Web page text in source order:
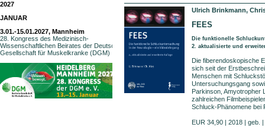
2027
JANUAR
3.01.-15.01.2027, Mannheim
28. Kongress des Medizinisch-
Wissenschaftlichen Beirates der Deutschen
Gesellschaft für Muskelkranke (DGM)
Ulrich Brinkmann,
FEES
Die funktionelle
2. aktualisierte und
Die fiberendoskopische
sich seit der
Menschen mit
Untersuchungsgang
Parkinson, Amyotropher
zahlreichen
Schluck-Phänomene bei
EUR 34,90 | 2018 | geb.